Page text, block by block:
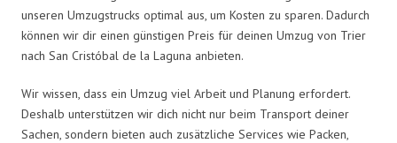
unseren Umzugstrucks optimal aus, um Kosten zu sparen. Dadurch
können wir dir einen günstigen Preis für deinen Umzug von Trier
nach San Cristóbal de la Laguna anbieten.
Wir wissen, dass ein Umzug viel Arbeit und Planung erfordert.
Deshalb unterstützen wir dich nicht nur beim Transport deiner
Sachen, sondern bieten auch zusätzliche Services wie Packen,